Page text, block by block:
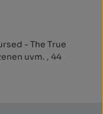
- The True
uvm. , 44